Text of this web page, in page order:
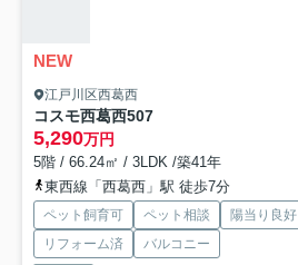
NEW
江戸川区西葛西
コスモ西葛西507
5,290万円
5階 / 66.24㎡ / 3LDK /築41年
東西線「西葛西」駅 徒歩7分
ペット飼育可 ペット相談 陽当り良好
リフォーム済
バルコニー